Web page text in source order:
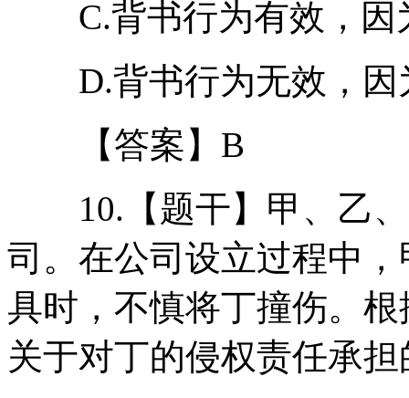
C.背书行为有效，因
D.背书行为无效，因
【答案】B
10.【题干】甲、乙、
司。在公司设立过程中
具时，不慎将丁撞伤。
关于对丁的侵权责任承